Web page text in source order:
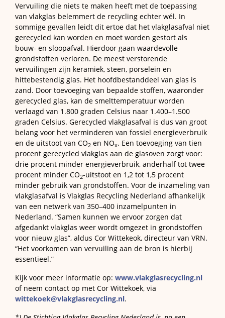
Vervuiling die niets te maken heeft met de toepassing
van vlakglas belemmert de recycling echter wél. In
sommige gevallen leidt dit ertoe dat het vlakglasafval niet
gerecycled kan worden en moet worden gestort als
bouw- en sloopafval. Hierdoor gaan waardevolle
grondstoffen verloren. De meest verstorende
vervuilingen zijn keramiek, steen, porselein en
hittebestendig glas. Het hoofdbestanddeel van glas is
zand. Door toevoeging van bepaalde stoffen, waaronder
gerecycled glas, kan de smelttemperatuur worden
verlaagd van 1.800 graden Celsius naar 1.400–1.500
graden Celsius. Gerecycled vlakglasafval is dus van groot
belang voor het verminderen van fossiel energieverbruik
en de uitstoot van CO2 en NOx. Een toevoeging van tien
procent gerecycled vlakglas aan de glasoven zorgt voor:
drie procent minder energieverbruik, anderhalf tot twee
procent minder CO2-uitstoot en 1,2 tot 1,5 procent
minder gebruik van grondstoffen. Voor de inzameling van
vlakglasafval is Vlakglas Recycling Nederland afhankelijk
van een netwerk van 350–400 inzamelpunten in
Nederland. “Samen kunnen we ervoor zorgen dat
afgedankt vlakglas weer wordt omgezet in grondstoffen
voor nieuw glas”, aldus Cor Wittekeok, directeur van VRN.
“Het voorkomen van vervuiling aan de bron is hierbij
essentieel.”
Kijk voor meer informatie op: www.vlakglasrecycling.nl
of neem contact op met Cor Wittekoek, via
wittekoek@vlakglasrecycling.nl.